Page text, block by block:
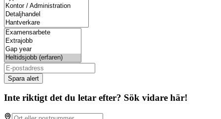
Spara alert
Inte riktigt det du letar efter? Sök vidare här!